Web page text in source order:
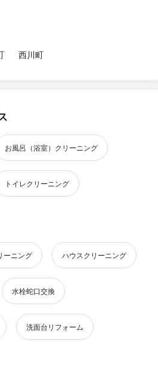
西川町
お風呂（浴室）クリーニング
トイレクリーニング
ーニング ハウスクリーニング
水栓蛇口交換
洗面台リフォーム